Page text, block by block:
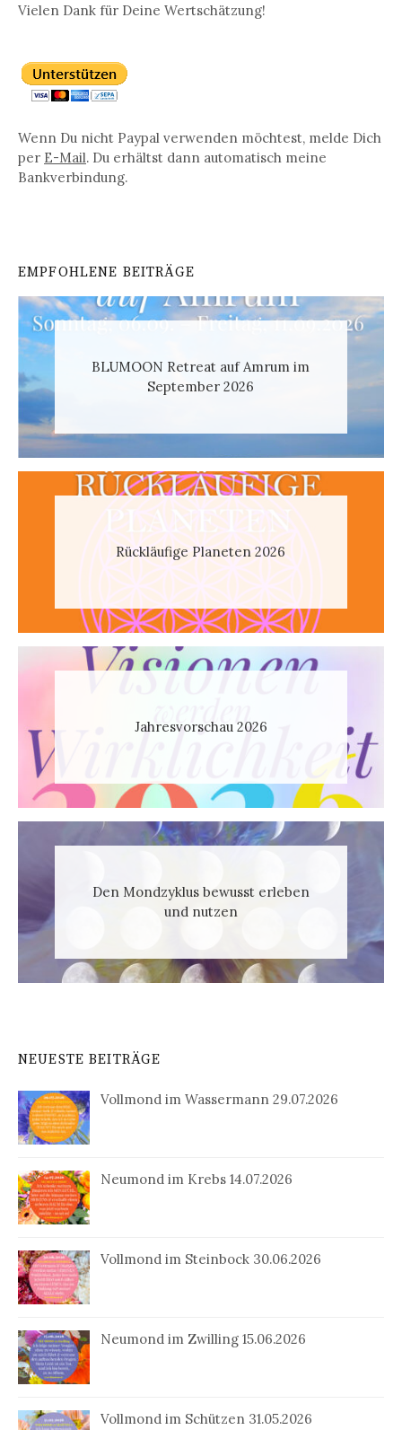
Vielen Dank für Deine Wertschätzung!
Wenn Du nicht Paypal verwenden möchtest, melde Dich
per E-Mail. Du erhältst dann automatisch meine
Bankverbindung.
EMPFOHLENE BEITRÄGE
BLUMOON Retreat auf Amrum im
September 2026
Rückläufige Planeten 2026
Jahresvorschau 2026
Den Mondzyklus bewusst erleben
und nutzen
NEUESTE BEITRÄGE
Vollmond im Wassermann 29.07.2026
Neumond im Krebs 14.07.2026
Vollmond im Steinbock 30.06.2026
Neumond im Zwilling 15.06.2026
Vollmond im Schützen 31.05.2026